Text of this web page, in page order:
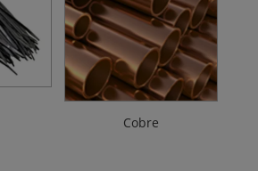
Cobre